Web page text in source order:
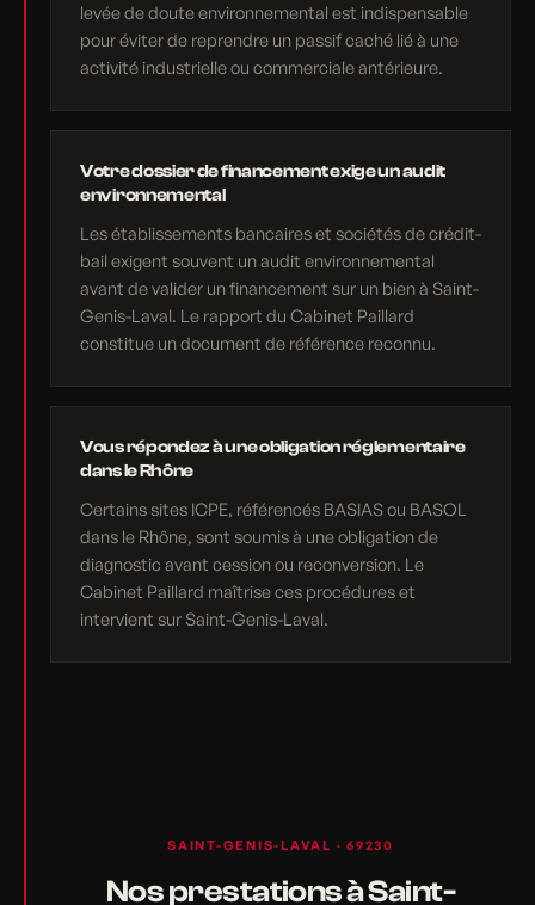
levée de doute environnemental est indispensable
pour éviter de reprendre un passif caché lié à une
activité industrielle ou commerciale antérieure.
Votre dossier de financement exige un audit
environnemental
Les établissements bancaires et sociétés de crédit-
bail exigent souvent un audit environnemental
avant de valider un financement sur un bien à Saint-
Genis-Laval. Le rapport du Cabinet Paillard
constitue un document de référence reconnu.
Vous répondez à une obligation réglementaire
dans le Rhône
Certains sites ICPE, référencés BASIAS ou BASOL
dans le Rhône, sont soumis à une obligation de
diagnostic avant cession ou reconversion. Le
Cabinet Paillard maîtrise ces procédures et
intervient sur Saint-Genis-Laval.
SAINT-GENIS-LAVAL · 69230
Nos prestations à Saint-